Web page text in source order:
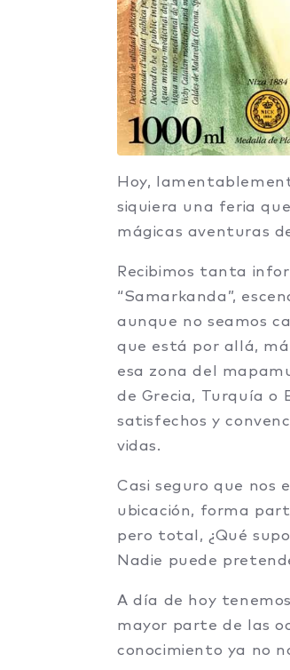
Hoy,
siquiera una feria
mágicas aventuras
Recibimos tanta
“Samarkanda”,
aunque no seamos
que está por allá,
esa zona del
de Grecia, Turquía o
satisfechos y
vidas.
Casi seguro que nos
ubicación, forma
pero total, ¿Qué
Nadie puede
A día de hoy
mayor parte de las
conocimiento ya no